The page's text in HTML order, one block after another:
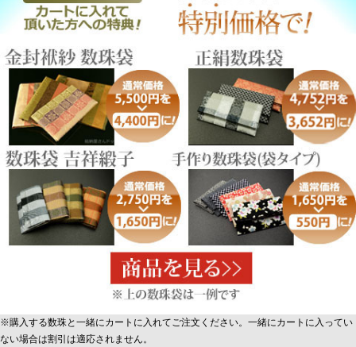
※購入する数珠と一緒にカートに入れてご注文ください。一緒にカートに入ってい
ない場合は割引は適応されません。